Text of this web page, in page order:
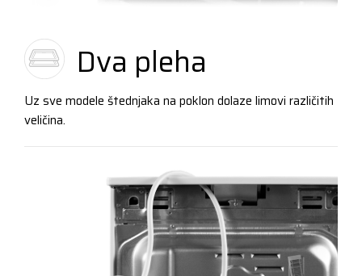
Dva pleha
Uz sve modele štednjaka na poklon dolaze limovi različitih
veličina.